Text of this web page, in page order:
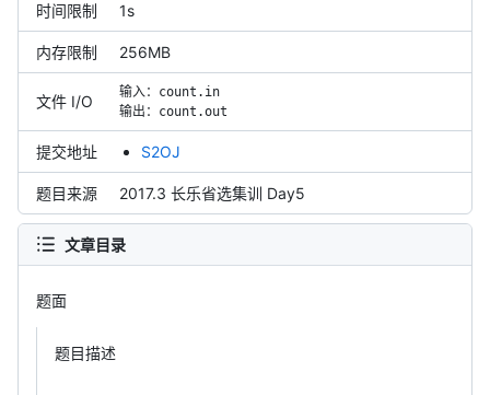
时间限制 1s
内存限制 256MB
文件 I/O
输入： count.in
输出： count.out
提交地址 S2OJ
题目来源 2017.3 长乐省选集训 Day5
文章目录
题面
题目描述